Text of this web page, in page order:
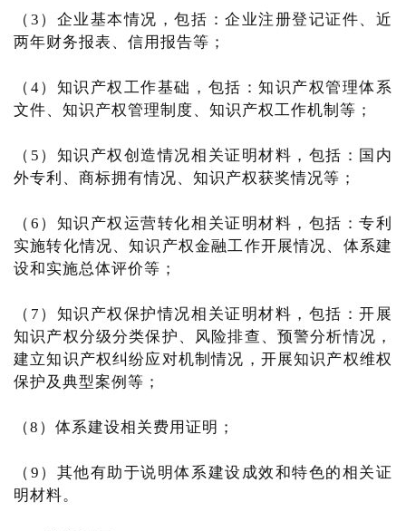
（3）企业基本情况，包括：企业注册登记证件、近
两年财务报表、信用报告等；
（4）知识产权工作基础，包括：知识产权管理体系
文件、知识产权管理制度、知识产权工作机制等；
（5）知识产权创造情况相关证明材料，包括：国内
外专利、商标拥有情况、知识产权获奖情况等；
（6）知识产权运营转化相关证明材料，包括：专利
实施转化情况、知识产权金融工作开展情况、体系建
设和实施总体评价等；
（7）知识产权保护情况相关证明材料，包括：开展
知识产权分级分类保护、风险排查、预警分析情况，
建立知识产权纠纷应对机制情况，开展知识产权维权
保护及典型案例等；
（8）体系建设相关费用证明；
（9）其他有助于说明体系建设成效和特色的相关证
明材料。